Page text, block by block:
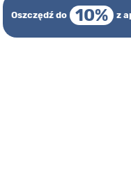
Oszczędź do 10% z